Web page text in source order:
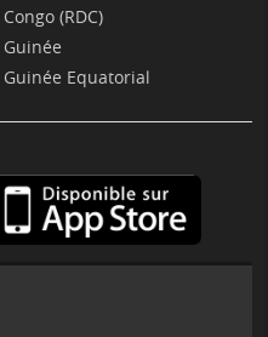
Congo (RDC)
Guinée
Guinée Equatorial